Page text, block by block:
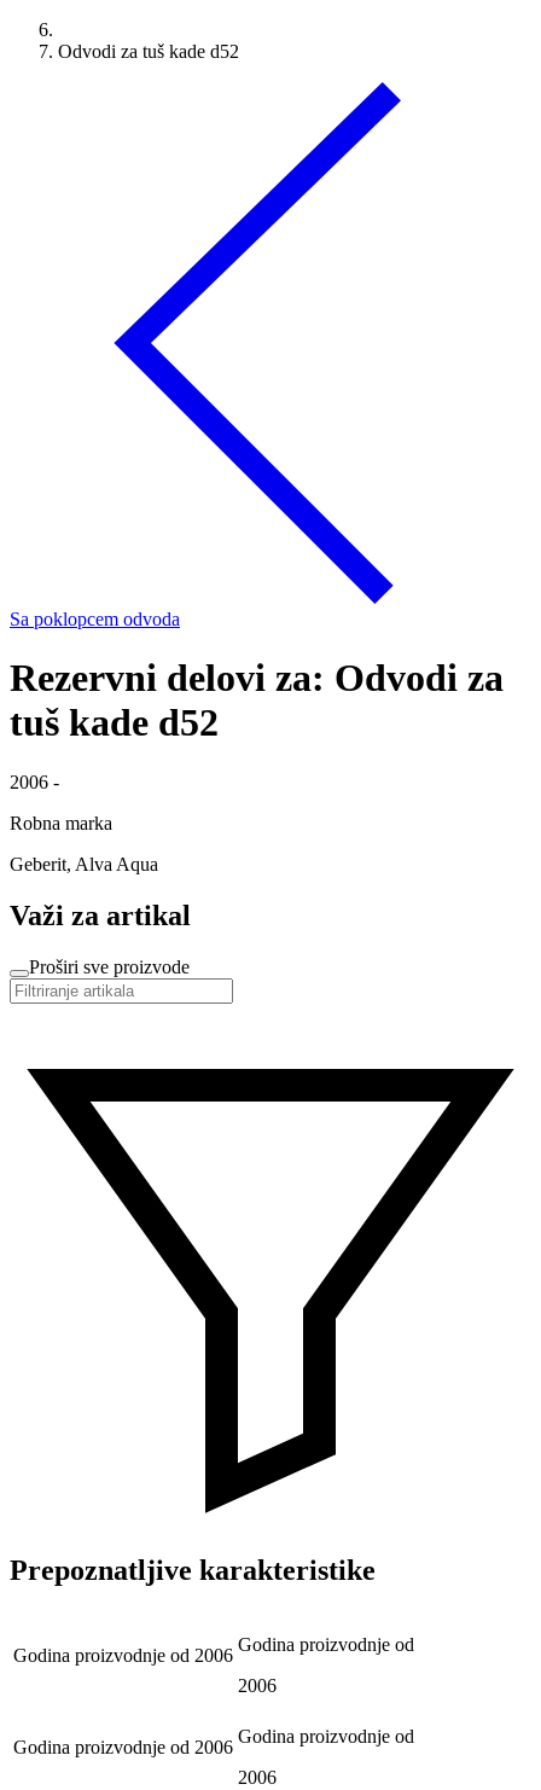
Odvodi za tuš kade d52
Sa poklopcem odvoda
Rezervni delovi za: Odvodi za
tuš kade d52
2006 -
Robna marka
Geberit, Alva Aqua
Važi za artikal
Proširi sve proizvode
Prepoznatljive karakteristike
Godina proizvodnje od 2006
Godina proizvodnje od
2006
Godina proizvodnje od 2006
Godina proizvodnje od
2006